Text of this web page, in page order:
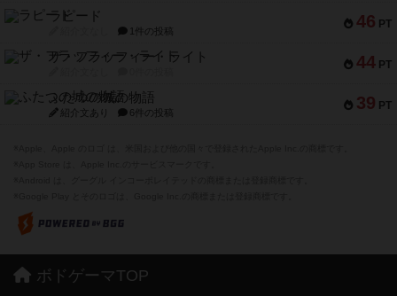
46 PT
ラピード
1件の投稿
44 PT
ザ・フラッフィー・ライト
39 PT
ふたつの城の物語
紹介文あり 6件の投稿
ボドゲーマTOP